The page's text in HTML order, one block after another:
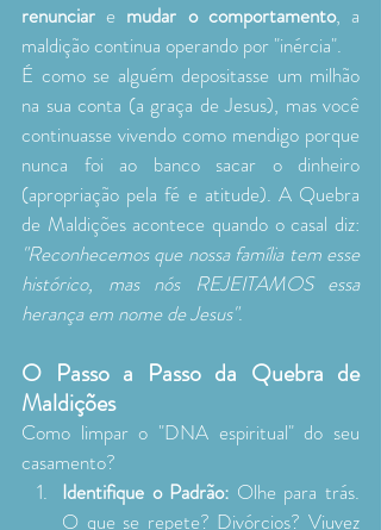
renunciar e mudar o comportamento, a
maldição continua operando por "inércia".
É como se alguém depositasse um milhão
na sua conta (a graça de Jesus), mas você
continuasse vivendo como mendigo porque
nunca foi ao banco sacar o dinheiro
(apropriação pela fé e atitude). A Quebra
"Reconhecemos que nossa família tem esse
histórico, mas nós REJEITAMOS essa
herança em nome de Jesus".
O Passo a Passo da Quebra de
Maldições
Como limpar o "DNA espiritual" do seu
casamento?
Identifique o Padrão: Olhe para trás.
O que se repete? Divórcios? Viuvez